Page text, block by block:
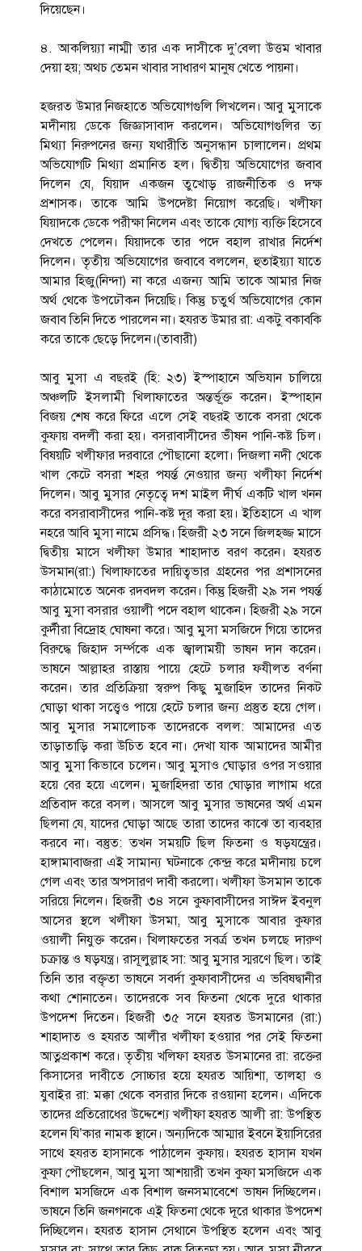
দিয়েছেন।
৪. আকলিয়্যা নাম্মী তার এক দাসীকে দু’বেলা উত্তম খাবার
দেয়া হয়; অথচ তেমন খাবার সাধারণ মানুষ খেতে পায়না।
হজরত উমার নিজহাতে অভিযোগগুলি লিখলেন। আবু মুসাকে
মদীনায় ডেকে জিজ্ঞাসাবাদ করলেন। অভিযোগগুলির ত্য
মিথ্যা নিরুপনের জন্য যথারীতি অনুসন্ধান চালালেন। প্রথম
অভিযোগটি মিথ্যা প্রমানিত হল। দ্বিতীয় অভিযোগের জবাব
দিলেন যে, যিয়াদ একজন তুখোড় রাজনীতিক ও দক্ষ
প্রশাসক। তাকে আমি উপদেষ্টা নিয়োগ করেছি। খলীফা
যিয়াদকে ডেকে পরীক্ষা নিলেন এবং তাকে যোগ্য ব্যক্তি হিসেবে
দেখতে পেলেন। যিয়াদকে তার পদে বহাল রাখার নির্দেশ
দিলেন। তৃতীয় অভিযোগের জবাবে বললেন, হুতাইয়্যা যাতে
আমার হিজু(নিন্দা) না করে এজন্য আমি তাকে আমার নিজ
অর্থ থেকে উপঢৌকন দিয়েছি। কিন্তু চতুর্থ অভিযোগের কোন
জবাব তিনি দিতে পারলেন না। হযরত উমার রা: একটু বকাবকি
করে তাকে ছেড়ে দিলেন।(তাবারী)
আবু মুসা এ বছরই (হি: ২৩) ইস্পাহানে অভিযান চালিয়ে
অঞ্চলটি ইসলামী খিলাফাতের অন্তর্ভূ্ক্ত করেন। ইস্পাহান
বিজয় শেষ করে ফিরে এলে সেই বছরই তাকে বসরা থেকে
কুফায় বদলী করা হয়। বসরাবাসীদের ভীষন পানি-কষ্ট চিল।
বিষয়টি খলীফার দরবারে পৌছানো হলো। দিজলা নদী থেকে
খাল কেটে বসরা শহর পযর্ন্ত নেওয়ার জন্য খলীফা নির্দেশ
দিলেন। আবু মুসার নেতৃত্বে দশ মাইল দীর্ঘ একটি খাল খনন
করে বসরাবাসীদের পানি-কষ্ট দূর করা হয়। ইতিহাসে এ খাল
নহরে আবি মুসা নামে প্রসিদ্ধ। হিজরী ২৩ সনে জিলহজ্জ মাসে
দ্বিতীয় মাসে খলীফা উমার শাহাদাত বরণ করেন। হযরত
উসমান(রা:) খিলাফাতের দায়িত্বভার গ্রহনের পর প্রশাসনের
কাঠামোতে অনেক রদবদল করেন। কিন্তু হিজরী ২৯ সন পযর্ন্ত
আবু মুসা বসরার ওয়ালী পদে বহাল থাকেন। হিজরী ২৯ সনে
কুর্দীরা বিদ্রোহ ঘোষনা করে। আবু মুসা মসজিদে গিয়ে তাদের
বিরুদ্ধে জিহাদ সর্ম্পকে এক জ্বালাময়ী ভাষন দান করেন।
ভাষনে আল্লাহর রাস্তায় পায়ে হেটে চলার ফযীলত বর্ণনা
করেন। তার প্রতিক্রিয়া স্বরুপ কিছু মুজাহিদ তাদের নিকট
ঘোড়া থাকা সত্ত্বেও পায়ে হেটে চলার জন্য প্রস্তুত হয়ে গেল।
আবু মুসার সমালোচক তাদেরকে বলল: আমাদের এত
তাড়াতাড়ি করা উচিত হবে না। দেখা যাক আমাদের আমীর
আবু মুসা কিভাবে চলেন। আবু মুসাও ঘোড়ার ওপর সওয়ার
হয়ে বের হয়ে এলেন। মুজাহিদরা তার ঘোড়ার লাগাম ধরে
প্রতিবাদ করে বসল। আসলে আবু মুসার ভাষনের অর্থ এমন
ছিলনা যে, যাদের ঘোড়া আছে তারা তাদের কাঝে তা ব্যবহার
করবে না। বস্তুত: তখন সময়টি ছিল ফিতনা ও ষড়যন্ত্রের।
হাঙ্গামাবাজরা এই সামান্য ঘটনাকে কেন্দ্র করে মদীনায় চলে
গেল এবং তার অপসারণ দাবী করলো। খলীফা উসমান তাকে
সরিয়ে নিলেন। হিজরী ৩৪ সনে কুফাবাসীদের সাঈদ ইবনুল
আসের স্থলে খলীফা উসমা, আবু মুসাকে আবার কুফার
ওয়ালী নিযুক্ত করেন। খিলাফতের সবর্ত্র তখন চলছে দারুণ
চক্রান্ত ও ষড়যন্ত্র। রাসূলুল্লাহ সা: আবু মুসার স্মরণে ছিল। তাই
তিনি তার বক্তৃতা ভাষনে সবর্দা কুফাবাসীদের এ ভবিষদ্বানীর
কথা শোনাতেন। তাদেরকে সব ফিতনা থেকে দুরে থাকার
উপদেশ দিতেন। হিজরী ৩৫ সনে হযরত উসমানের (রা:)
শাহাদাত ও হযরত আলীর খলীফা হওয়ার পর সেই ফিতনা
আত্নপ্রকাশ করে। তৃতীয় খলিফা হযরত উসমানের রা: রক্তের
কিসাসের দাবীতে সোচ্চার হয়ে হযরত আয়িশা, তালহা ও
যুবাইর রা: মক্কা থেকে বসরার দিকে রওয়ানা হলেন। এদিকে
তাদের প্রতিরোধের উদ্দেশ্যে খলীফা হযরত আলী রা: উপস্থিত
হলেন যি’কার নামক স্থানে। অন্যদিকে আম্মার ইবনে ইয়াসিরের
সাথে হযরত হাসানকে পাঠালেন কুফায়। হযরত হাসান যখন
কুফা পৌছলেন, আবু মুসা আশয়ারী তখন কুফা মসজিদে এক
বিশাল মসজিদে এক বিশাল জনসমাবেশে ভাষন দিচ্ছিলেন।
ভাষনে তিনি জনগনকে এ্ই ফিতনা থেকে দূরে থাকার উপদেশ
দিচ্ছিলেন। হযরত হাসান সেথানে উপস্থিত হলেন এবং আবু